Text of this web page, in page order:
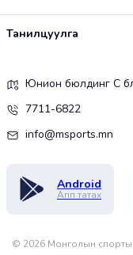
Танилцуулга
Юнион бюлдинг С
7711-6822
info@msports.mn
Android
Апп татах
© 2026Монголын